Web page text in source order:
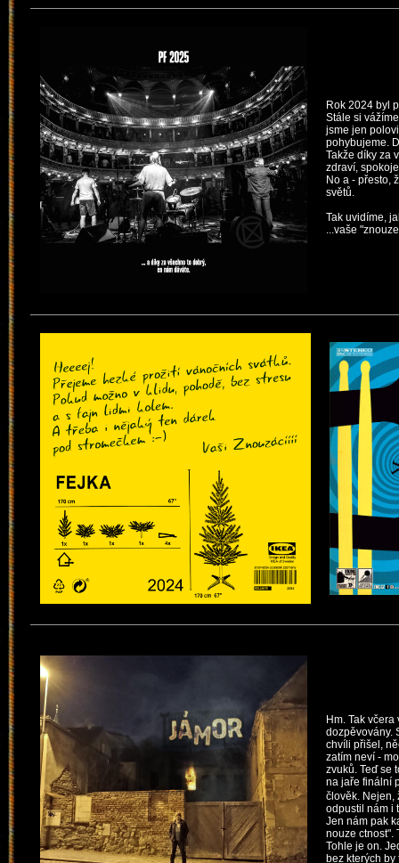
Rok 2024 byl
Stále si
jsme jen
pohybujeme.
Takže díky za
zdraví,
No a - přesto,
světů.
Tak uvidíme,
...vaše
Hm. Tak
dozpěvovány.
chvíli přišel,
zatím neví -
zvuků. Teď se
na jaře finální
člověk. Nejen,
odpustil nám i
Jen nám pak
nouze ctnost".
Tohle je on.
bez kterých